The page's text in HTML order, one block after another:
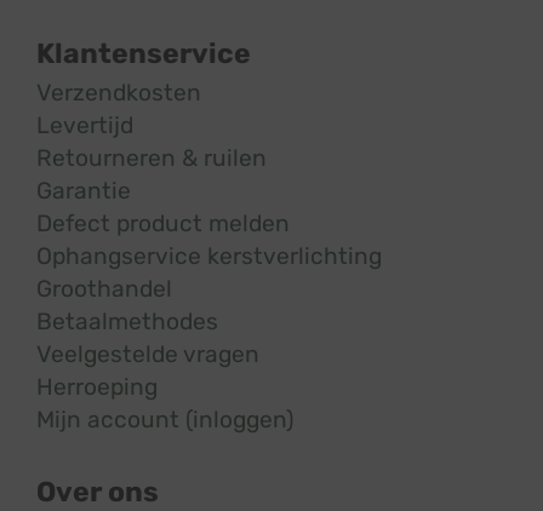
Klantenservice
Verzendkosten
Levertijd
Retourneren & ruilen
Garantie
Defect product melden
Ophangservice kerstverlichting
Groothandel
Betaalmethodes
Veelgestelde vragen
Herroeping
Mijn account (inloggen)
Over ons